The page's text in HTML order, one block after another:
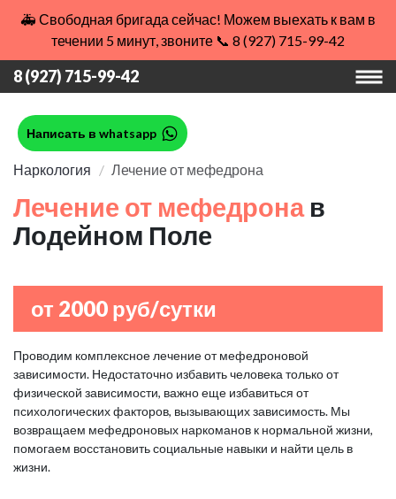
🚑 Свободная бригада сейчас! Можем выехать к вам в
течении 5 минут, звоните 📞 8 (927) 715-99-42
8 (927) 715-99-42
Написать в whatsapp
Наркология Лечение от мефедрона
Лечение от мефедрона в
Лодейном Поле
от 2000 руб/сутки
Проводим комплексное лечение от мефедроновой
зависимости. Недостаточно избавить человека только от
физической зависимости, важно еще избавиться от
психологических факторов, вызывающих зависимость. Мы
возвращаем мефедроновых наркоманов к нормальной жизни,
помогаем восстановить социальные навыки и найти цель в
жизни.